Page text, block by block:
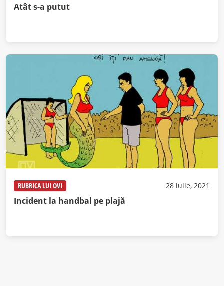
Atât s-a putut
RUBRICA LUI OVI 28 iulie, 2021
Incident la handbal pe plajă